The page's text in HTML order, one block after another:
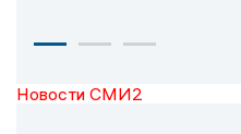
Новости СМИ2